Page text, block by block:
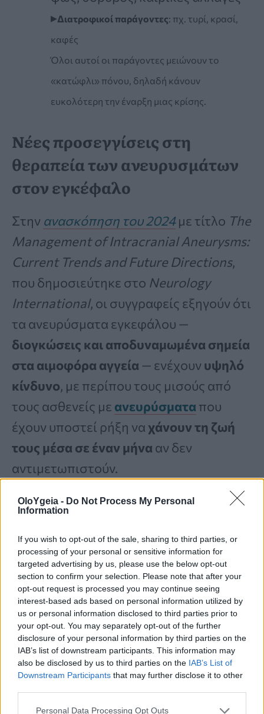
OloYgeia - Do Not Process My Personal
Information
If you wish to opt-out of the sale, sharing to third parties, or
processing of your personal or sensitive information for
targeted advertising by us, please use the below opt-out
section to confirm your selection. Please note that after your
opt-out request is processed you may continue seeing
interest-based ads based on personal information utilized by
us or personal information disclosed to third parties prior to
your opt-out. You may separately opt-out of the further
disclosure of your personal information by third parties on the
IAB’s list of downstream participants. This information may
also be disclosed by us to third parties on the IAB’s List of
Downstream Participants that may further disclose it to other
Personal Data Processing Opt Outs
▸Διατροφικοί παράγοντες: πχ. τυρί, κρασί,
καφές
Όλοι αυτοί οι παράγοντες μειώνουν το
«κατώφλι» πόνου, δηλαδή κάνουν
ευκολότερη την έναρξη μιας κρίσης.
Νέες προσεγγίσεις στη
θεραπεία των ανευρυσμάτων
στον εγκέφαλο
Στην ανασκόπηση του 2024με τίτλο The
Management of Intracranial Aneurysms:
Current Trends and Future Directions,
που δημοσιεύτηκε στο Neurology
International, οι συγγραφείς εξηγούν ότι
τα ανευρύσματα εγκεφάλου —
διογκώσεις και αποδυναμωμένα σημεία
στα αιμοφόρα αγγεία — ενέχουν υψηλό
κίνδυνο, με περίπου τους μισούς από
τους ασθενείς με ανευρύσματα που
έχουν υποστεί ρήξη να χάνουν τη ζωή
τους μέσα σε έναν μήνα αν δεν
αντιμετωπιστούν.
Τα τελευταία 30 χρόνια, οι ιατροί έχουν
κρανιοτομίαστη χρήσημικροσκοπικών
εργαλείωνπου καθοδηγούνται μέσω
των αγγείων (ενδοαγγειακή θεραπεία)
για ναφράξουν ή να ενισχύσουν τα
ανευρύσματα, με ισχυρά κλινικά
δεδομένα να δείχνουν καλύτερη
ασφάλεια για τους ασθενείς των οποίων
τα ανευρύσματαέχουν ήδη σπάσει.